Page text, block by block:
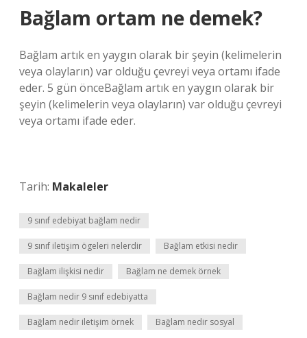
Bağlam ortam ne demek?
Bağlam artık en yaygın olarak bir şeyin (kelimelerin
veya olayların) var olduğu çevreyi veya ortamı ifade
eder. 5 gün önceBağlam artık en yaygın olarak bir
şeyin (kelimelerin veya olayların) var olduğu çevreyi
veya ortamı ifade eder.
Tarih: Makaleler
9 sınıf edebiyat bağlam nedir
9 sınıf iletişim ögeleri nelerdir Bağlam etkisi nedir
Bağlam ilişkisi nedir Bağlam ne demek örnek
Bağlam nedir 9 sınıf edebiyatta
Bağlam nedir iletişim örnek Bağlam nedir sosyal